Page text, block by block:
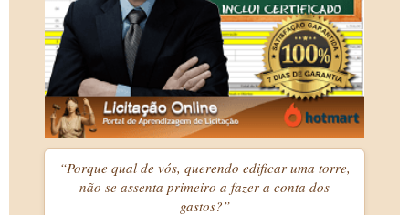
“Porque qual de vós, querendo edificar uma torre,
não se assenta primeiro a fazer a conta dos
gastos?”